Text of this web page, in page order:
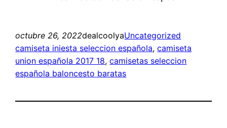
octubre 26, 2022dealcoolyaUncategorized
camiseta iniesta seleccion española, camiseta
union española 2017 18, camisetas seleccion
española baloncesto baratas